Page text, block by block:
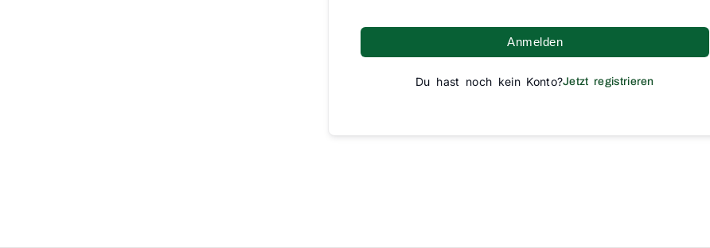
Anmelden
Du hast noch kein Konto?Jetzt registrieren